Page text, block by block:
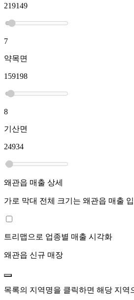
219149
7
약목면
159198
8
기산면
24934
왜관읍 매출 상세
가로 막대 전체 크기는 왜관읍 매출
트리맵으로 업종별 매출 시각화
왜관읍 신규 매장
목록의 지역명을 클릭하면 해당 지역